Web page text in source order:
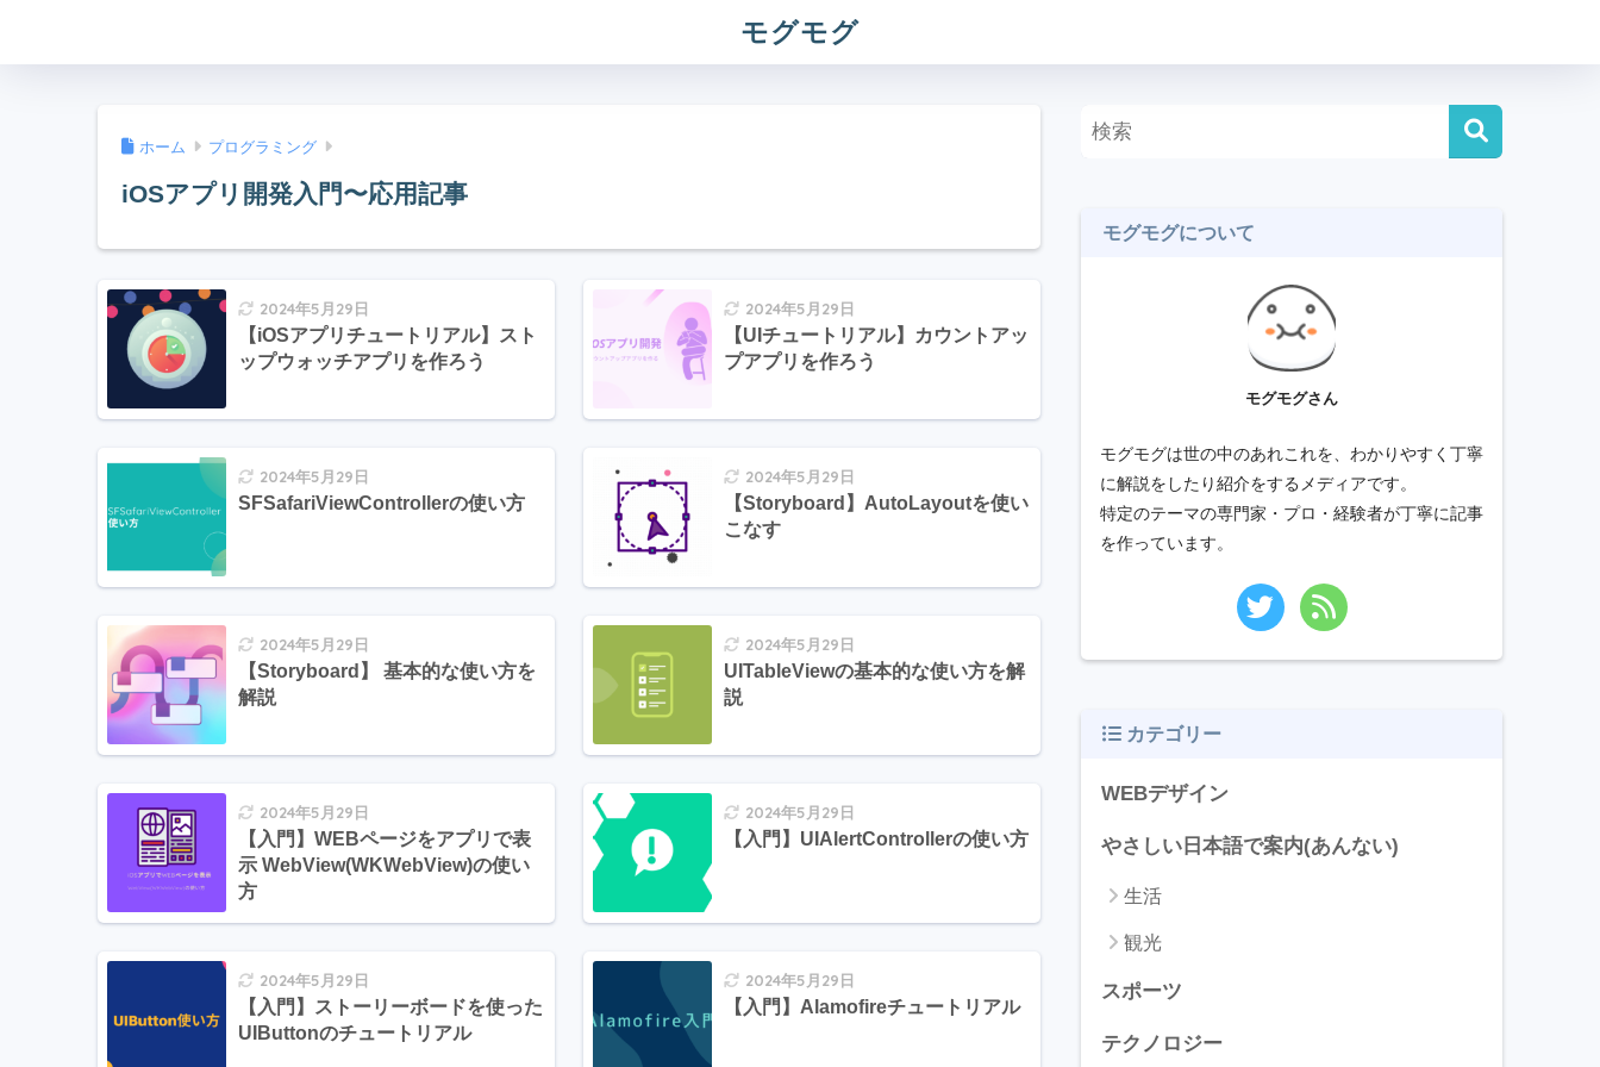
モグモグ
ホーム プログラミング
iOSアプリ開発入門〜応用記事
2024年5月29日
【iOSアプリチュートリアル】スト
ップウォッチアプリを作ろう
2024年5月29日
【UIチュートリアル】カウントアッ
プアプリを作ろう
2024年5月29日
SFSafariViewControllerの使い方
2024年5月29日
【Storyboard】AutoLayoutを使い
こなす
2024年5月29日
【Storyboard】 基本的な使い方を
解説
2024年5月29日
UITableViewの基本的な使い方を解
説
2024年5月29日
【入門】WEBページをアプリで表
示 WebView(WKWebView)の使い
方
2024年5月29日
【入門】UIAlertControllerの使い方
2024年5月29日
【入門】ストーリーボードを使った
UIButtonのチュートリアル
2024年5月29日
【入門】Alamofireチュートリアル
モグモグについて
モグモグさん
モグモグは世の中のあれこれを、わかりやすく丁寧
に解説をしたり紹介をするメディアです。
特定のテーマの専門家・プロ・経験者が丁寧に記事
を作っています。
カテゴリー
WEBデザイン
やさしい日本語で案内(あんない)
生活
観光
スポーツ
テクノロジー